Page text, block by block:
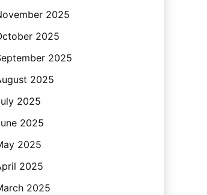
2025
2025
2025
2025
2025
2025
2025
2025
2025